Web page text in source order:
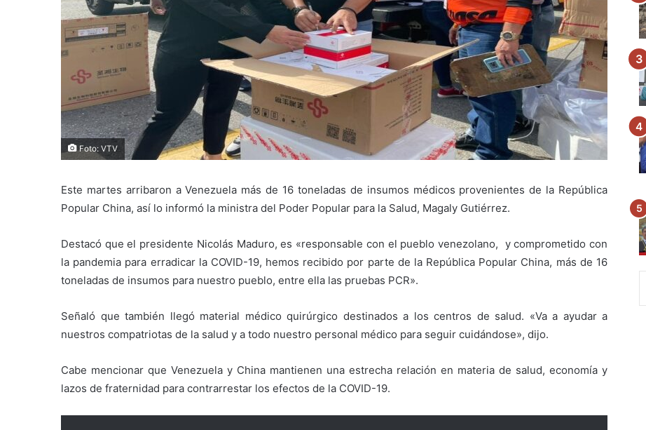
Foto: VTV
Este martes arribaron a Venezuela más de 16 toneladas de insumos médicos provenientes de la República
Popular China, así lo informó la ministra del Poder Popular para la Salud, Magaly Gutiérrez.
Destacó que el presidente Nicolás Maduro, es «responsable con el pueblo venezolano, y comprometido con
la pandemia para erradicar la COVID-19, hemos recibido por parte de la República Popular China, más de 16
toneladas de insumos para nuestro pueblo, entre ella las pruebas PCR».
Señaló que también llegó material médico quirúrgico destinados a los centros de salud. «Va a ayudar a
nuestros compatriotas de la salud y a todo nuestro personal médico para seguir cuidándose», dijo.
Cabe mencionar que Venezuela y China mantienen una estrecha relación en materia de salud, economía y
lazos de fraternidad para contrarrestar los efectos de la COVID-19.